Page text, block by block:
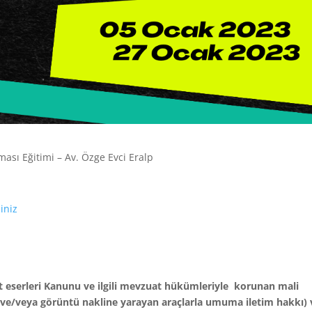
Eğitimi – Av. Özge Evci Eralp
eserleri Kanunu ve ilgili mevzuat hükümleriyle korunan mali
veya görüntü nakline yarayan araçlarla umuma iletim hakkı)